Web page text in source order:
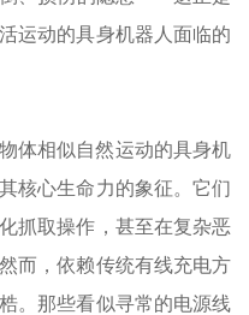
运动的具身机器人面临的
体相似自然运动的具身机
核心生命力的象征。它们
抓取操作，甚至在复杂恶
而，依赖传统有线充电方
。那些看似寻常的电源线